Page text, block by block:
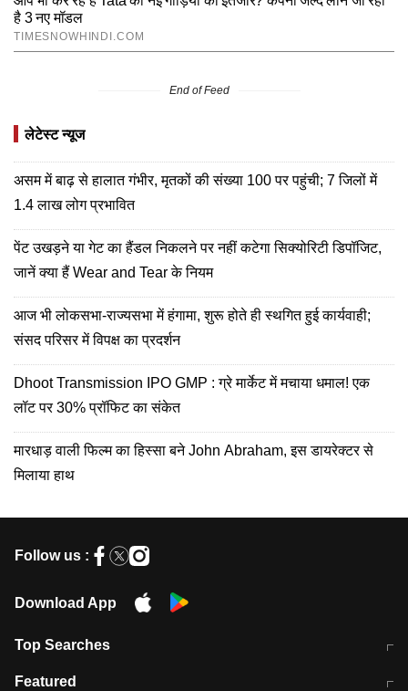
End of Feed
लेटेस्ट न्यूज
असम में बाढ़ से हालात गंभीर, मृतकों की संख्या 100 पर पहुंची; 7 जिलों में
1.4 लाख लोग प्रभावित
पेंट उखड़ने या गेट का हैंडल निकलने पर नहीं कटेगा सिक्योरिटी डिपॉजिट,
जानें क्या हैं Wear and Tear के नियम
आज भी लोकसभा-राज्यसभा में हंगामा, शुरू होते ही स्थगित हुई कार्यवाही;
संसद परिसर में विपक्ष का प्रदर्शन
D​hoot Transmission IPO GMP : ग्रे मार्केट में मचाया धमाल! एक
लॉट पर 30% प्रॉफिट का संकेत
मारधाड़ वाली फिल्म का हिस्सा बने John Abraham, इस डायरेक्टर से
मिलाया हाथ
Follow us :
Download App
Top Searches
मुंबई में लगे 'जेन जी' के पोस्टर, लिखा- 'मैं
Featured